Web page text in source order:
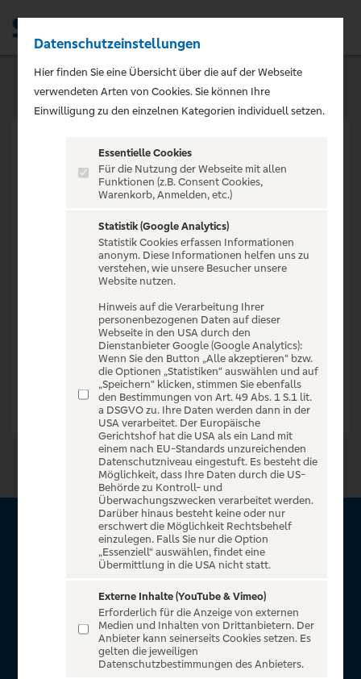
VERANSTALTUNG NICHT
GEFUNDEN
Zur Startseite
Über Sparda Entertain
Service für alle Kunden der Sparda-Banken. Auf unserem
einzigartigen Portal finden Sie Tickets für atemberaubende
Konzerte, Musicals und Shows, die Fußball-Bundesliga sowie
die Champions League und die Europa League.
Datenschutzeinstellungen
Hier finden Sie eine Übersicht über die auf der Webseite
verwendeten Arten von Cookies. Sie können Ihre
Einwilligung zu den einzelnen Kategorien individuell setzen.
Essentielle Cookies
Für die Nutzung der Webseite mit allen
Funktionen (z.B. Consent Cookies,
Warenkorb, Anmelden, etc.)
Statistik (Google Analytics)
Statistik Cookies erfassen Informationen
anonym. Diese Informationen helfen uns zu
verstehen, wie unsere Besucher unsere
Website nutzen.
Hinweis auf die Verarbeitung Ihrer
personenbezogenen Daten auf dieser
Webseite in den USA durch den
Dienstanbieter Google (Google Analytics):
Wenn Sie den Button „Alle akzeptieren“ bzw.
die Optionen „Statistiken“ auswählen und auf
„Speichern“ klicken, stimmen Sie ebenfalls
den Bestimmungen von Art. 49 Abs. 1 S.1 lit.
a DSGVO zu. Ihre Daten werden dann in der
USA verarbeitet. Der Europäische
Gerichtshof hat die USA als ein Land mit
einem nach EU-Standards unzureichenden
Datenschutzniveau eingestuft. Es besteht die
Möglichkeit, dass Ihre Daten durch die US-
Behörde zu Kontroll- und
Überwachungszwecken verarbeitet werden.
Darüber hinaus besteht keine oder nur
erschwert die Möglichkeit Rechtsbehelf
einzulegen. Falls Sie nur die Option
„Essenziell“ auswählen, findet eine
Übermittlung in die USA nicht statt.
Externe Inhalte (YouTube & Vimeo)
Erforderlich für die Anzeige von externen
Medien und Inhalten von Drittanbietern. Der
Anbieter kann seinerseits Cookies setzen. Es
gelten die jeweiligen
Datenschutzbestimmungen des Anbieters.